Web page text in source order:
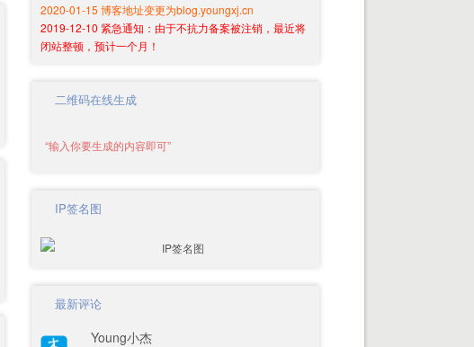
2020-01-15 博客地址变更为blog.youngxj.cn
2019-12-10 紧急通知：由于不抗力备案被注销，最近将
闭站整顿，预计一个月！
二维码在线生成
IP签名图
最新评论
Young小杰